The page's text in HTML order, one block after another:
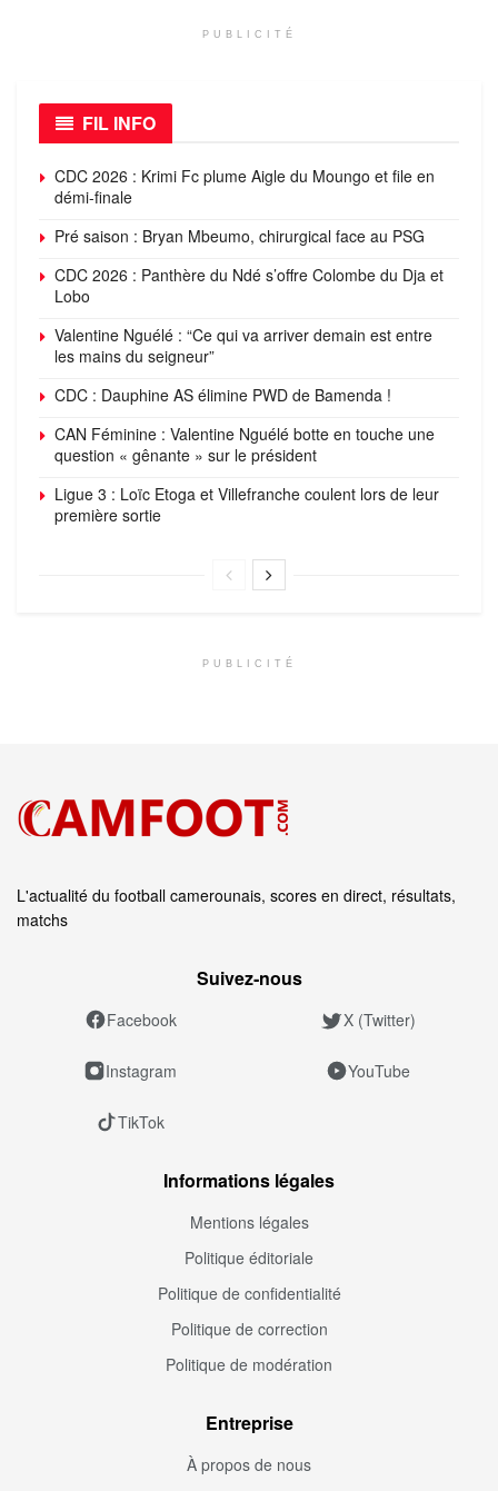
PUBLICITÉ
FIL INFO
CDC 2026 : Krimi Fc plume Aigle du Moungo et file en
démi-finale
Pré saison : Bryan Mbeumo, chirurgical face au PSG
CDC 2026 : Panthère du Ndé s’offre Colombe du Dja et
Lobo
Valentine Nguélé : “Ce qui va arriver demain est entre
les mains du seigneur”
CDC : Dauphine AS élimine PWD de Bamenda !
CAN Féminine : Valentine Nguélé botte en touche une
question « gênante » sur le président
Ligue 3 : Loïc Etoga et Villefranche coulent lors de leur
première sortie
PUBLICITÉ
L'actualité du football camerounais, scores en direct, résultats,
matchs
Suivez‑nous
Facebook X (Twitter)
Instagram YouTube
TikTok
Informations légales
Mentions légales
Politique éditoriale
Politique de confidentialité
Politique de correction
Politique de modération
Entreprise
À propos de nous